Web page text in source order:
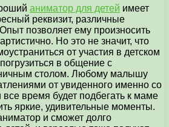
аниматор для детей имеет
реквизит, различные
позволяет ему произносить
Но это не значит, что
от участия в детском
в общение с
столом. Любому малышу
от увиденного именно со
время будет подбегать к маме
яркие, удивительные моменты.
и сможет долго